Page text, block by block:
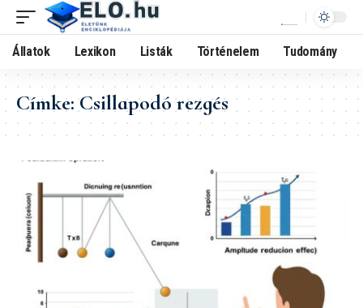
Állatok Lexikon Listák Történelem Tudomány
Címke:Csillapodó rezgés